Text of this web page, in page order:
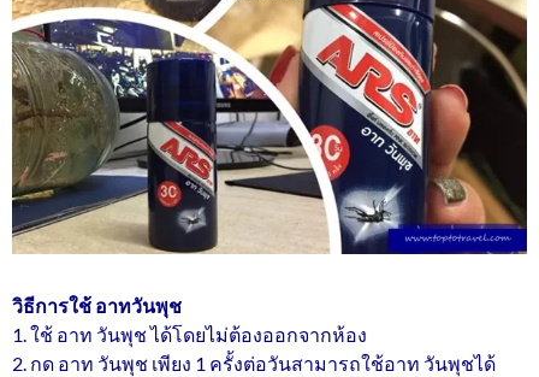
วิธีการใช้ อาทวันพุช
1. ใช้ อาท วันพุช ได้โดยไม่ต้องออกจากห้อง
2. กด อาท วันพุช เพียง 1 ครั้งต่อวันสามารถใช้อาท วันพุชได้